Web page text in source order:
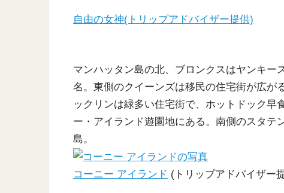
自由の女神(トリップアドバイザー提供)
マンハッタン島の北、ブロンクスはヤンキー
名。東側のクイーンズは移民の住宅街が広が
ックリンは緑多い住宅街で、ホットドック
ー・アイランド遊園地にある。南側のスタテ
島。
コーニー アイランド (トリップアドバイザー